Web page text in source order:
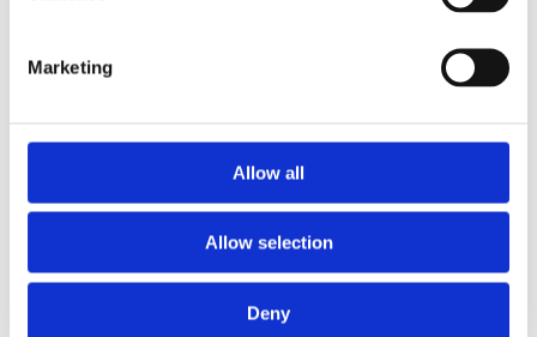
Marketing
Allow all
Allow selection
Deny